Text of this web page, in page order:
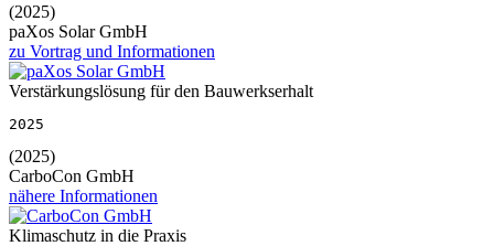
(2025)
paXos Solar GmbH
zu Vortrag und Informationen
Verstärkungslösung für den Bauwerkserhalt
2025
(2025)
CarboCon GmbH
nähere Informationen
Klimaschutz in die Praxis